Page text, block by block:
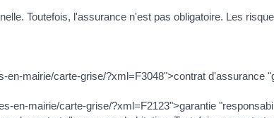
Toutefois, l'assurance n'est pas obligatoire. Les
mairie/carte-grise/?xml=F3048">contrat d'assurance
en-mairie/carte-grise/?xml=F2123">garantie